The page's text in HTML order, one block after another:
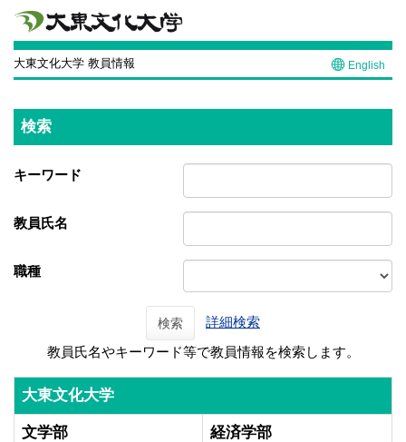
大東文化大学 教員情報 English
検索
キーワード
教員氏名
職種
検索
詳細検索
教員氏名やキーワード等で教員情報を検索します。
大東文化大学
文学部 経済学部